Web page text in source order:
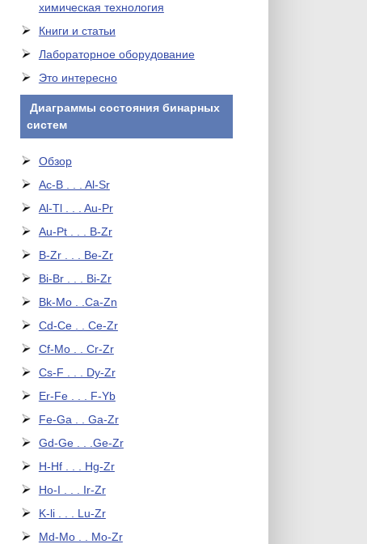
химическая технология
Книги и статьи
Лабораторное оборудование
Это интересно
Диаграммы состояния бинарных
систем
Обзор
Ac-B . . . Al-Sr
Al-Tl . . . Au-Pr
Au-Pt . . . B-Zr
B-Zr . . . Be-Zr
Bi-Br . . . Bi-Zr
Bk-Mo . .Ca-Zn
Cd-Ce . . Ce-Zr
Cf-Mo . . Cr-Zr
Cs-F . . . Dy-Zr
Er-Fe . . . F-Yb
Fe-Ga . . Ga-Zr
Gd-Ge . . .Ge-Zr
H-Hf . . . Hg-Zr
Ho-I . . . Ir-Zr
K-li . . . Lu-Zr
Md-Mo . . Mo-Zr